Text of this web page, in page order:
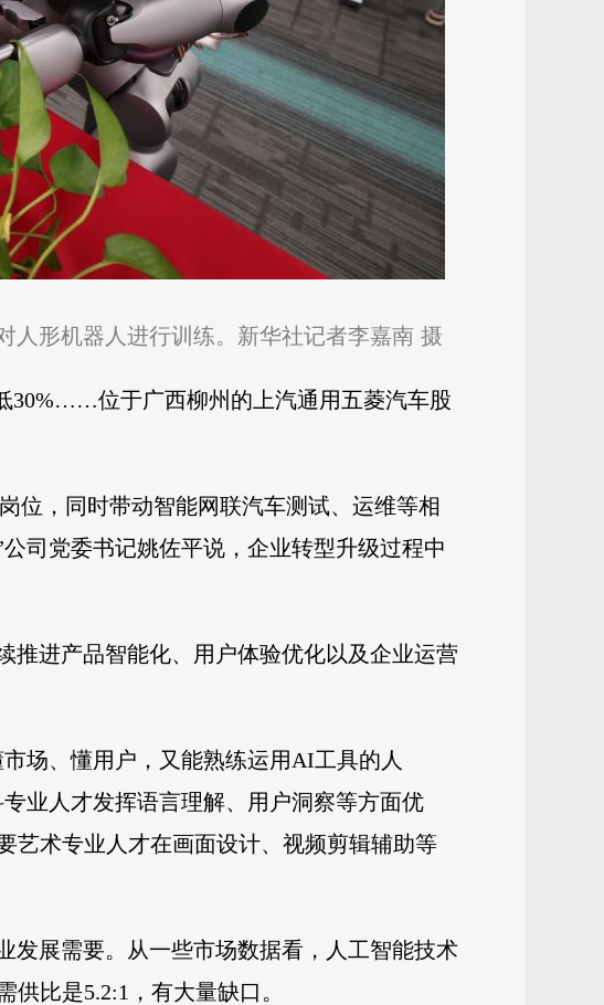
人形机器人进行训练。新华社记者李嘉南 摄
30%……位于广西柳州的上汽通用五菱汽车股
位，同时带动智能网联汽车测试、运维等相
司党委书记姚佐平说，企业转型升级过程中
推进产品智能化、用户体验优化以及企业运营
场、懂用户，又能熟练运用AI工具的人
业人才发挥语言理解、用户洞察等方面优
艺术专业人才在画面设计、视频剪辑辅助等
发展需要。从一些市场数据看，人工智能技术
比是5.2:1，有大量缺口。